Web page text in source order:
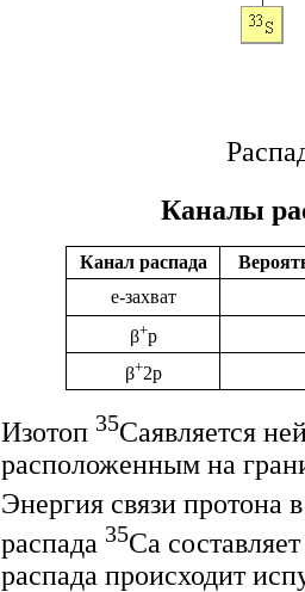
Каналы
Канал распада
e-захват
β+p
β+2p
Изотоп 35Caявляется
расположенным на
Энергия связи протона
распада 35Ca
распада происходит